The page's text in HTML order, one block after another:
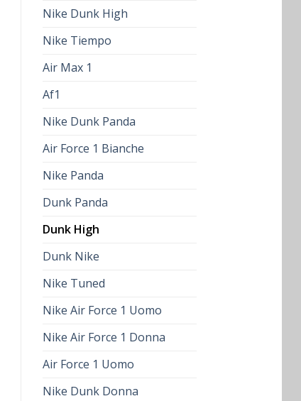
Nike Dunk High
Nike Tiempo
Air Max 1
Af1
Nike Dunk Panda
Air Force 1 Bianche
Nike Panda
Dunk Panda
Dunk High
Dunk Nike
Nike Tuned
Nike Air Force 1 Uomo
Nike Air Force 1 Donna
Air Force 1 Uomo
Nike Dunk Donna